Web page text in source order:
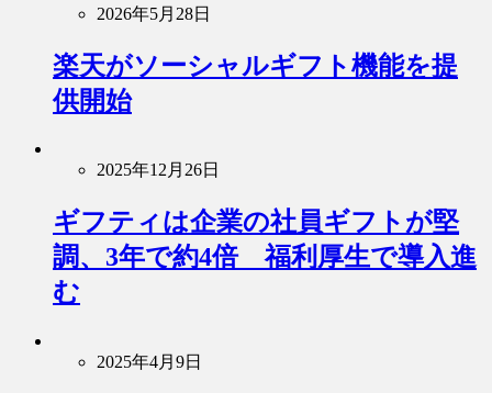
2026年5月28日
楽天がソーシャルギフト機能を提
供開始
2025年12月26日
ギフティは企業の社員ギフトが堅
調、3年で約4倍 福利厚生で導入進
む
2025年4月9日